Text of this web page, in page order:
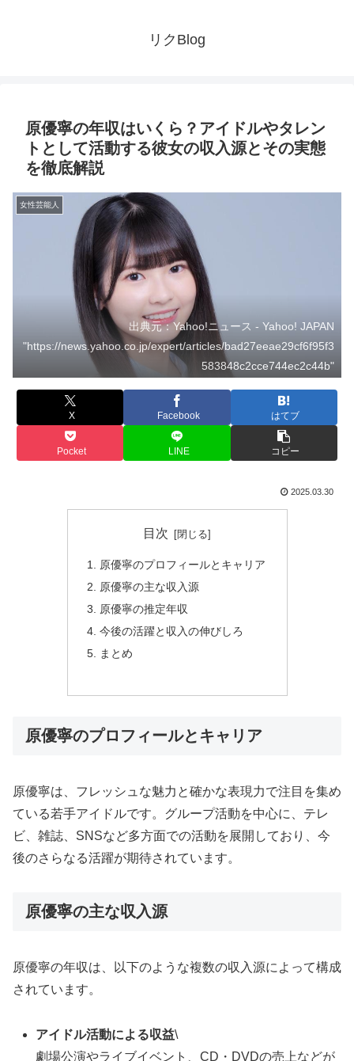
リクBlog
原優寧の年収はいくら？アイドルやタレン
トとして活動する彼女の収入源とその実態
を徹底解説
女性芸能人
出典元：Yahoo!ニュース - Yahoo! JAPAN
"https://news.yahoo.co.jp/expert/articles/bad27eeae29cf6f95f3
583848c2cce744ec2c44b"
X Facebook はてブ
Pocket LINE コピー
2025.03.30
目次
原優寧のプロフィールとキャリア
原優寧の主な収入源
原優寧の推定年収
今後の活躍と収入の伸びしろ
まとめ
原優寧のプロフィールとキャリア
原優寧は、フレッシュな魅力と確かな表現力で注目を集め
ている若手アイドルです。グループ活動を中心に、テレ
ビ、雑誌、SNSなど多方面での活動を展開しており、今
後のさらなる活躍が期待されています。
原優寧の主な収入源
原優寧の年収は、以下のような複数の収入源によって構成
されています。
アイドル活動による収益\
劇場公演やライブイベント、CD・DVDの売上などが